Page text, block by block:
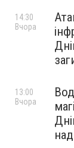
14:30
Вчора
13:00
Вчора